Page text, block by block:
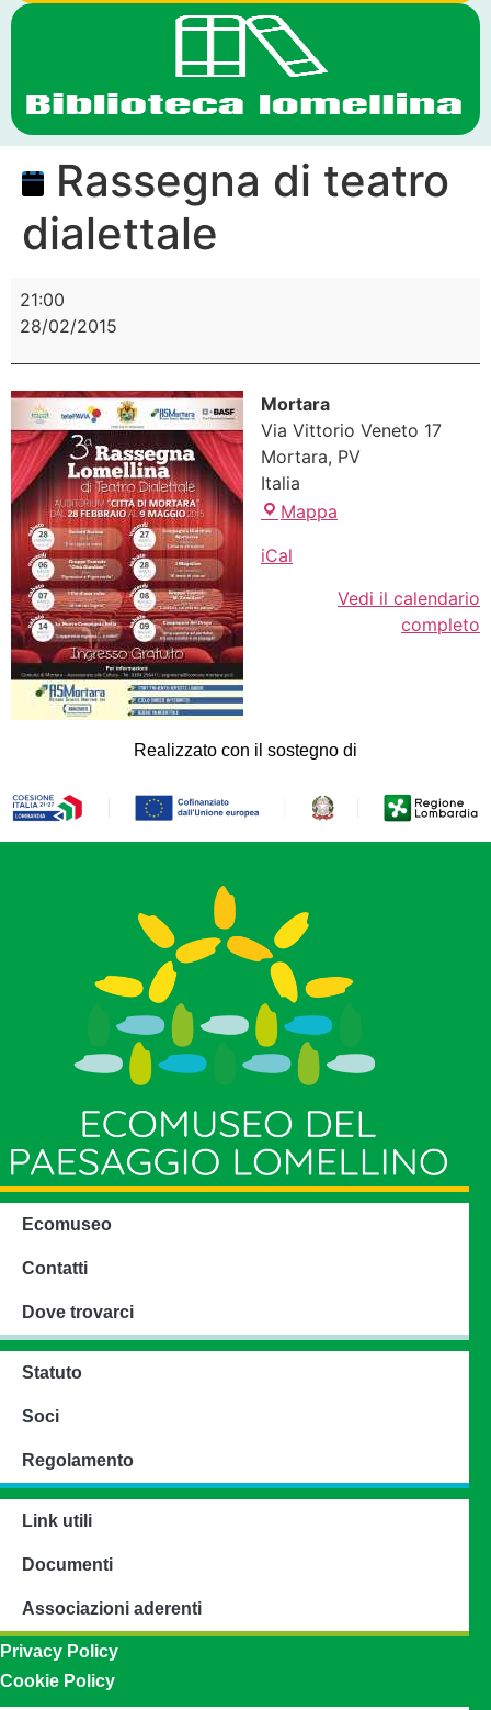
Rassegna di teatro
dialettale
21:00
28/02/2015
Mortara
Via Vittorio Veneto 17
Mortara, PV
Italia
Mappa
iCal
Vedi il calendario
completo
Realizzato con il sostegno di
Ecomuseo
Contatti
Dove trovarci
Statuto
Soci
Regolamento
Link utili
Documenti
Associazioni aderenti
Privacy Policy
Cookie Policy